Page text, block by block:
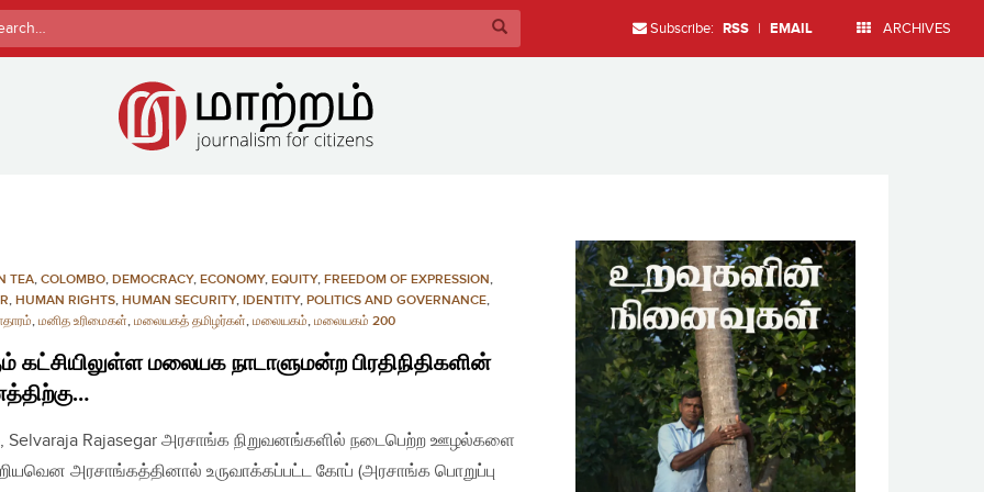
Subscribe: RSS | EMAIL ARCHIVES
TEA, COLOMBO, DEMOCRACY, ECONOMY, EQUITY, FREEDOM OF EXPRESSION,
, HUMAN RIGHTS, HUMAN SECURITY, IDENTITY, POLITICS AND GOVERNANCE,
, மனித உரிமைகள், மலையகத் தமிழர்கள், மலையகம், மலையகம் 200
கட்சியிலுள்ள மலையக நாடாளுமன்ற பிரதிநிதிகளின்
Selvaraja Rajasegar அரசாங்க நிறுவனங்களில் நடைபெற்ற ஊழல்களை
அரசாங்கத்தினால் உருவாக்கப்பட்ட கோப் (அரசாங்க பொறுப்பு